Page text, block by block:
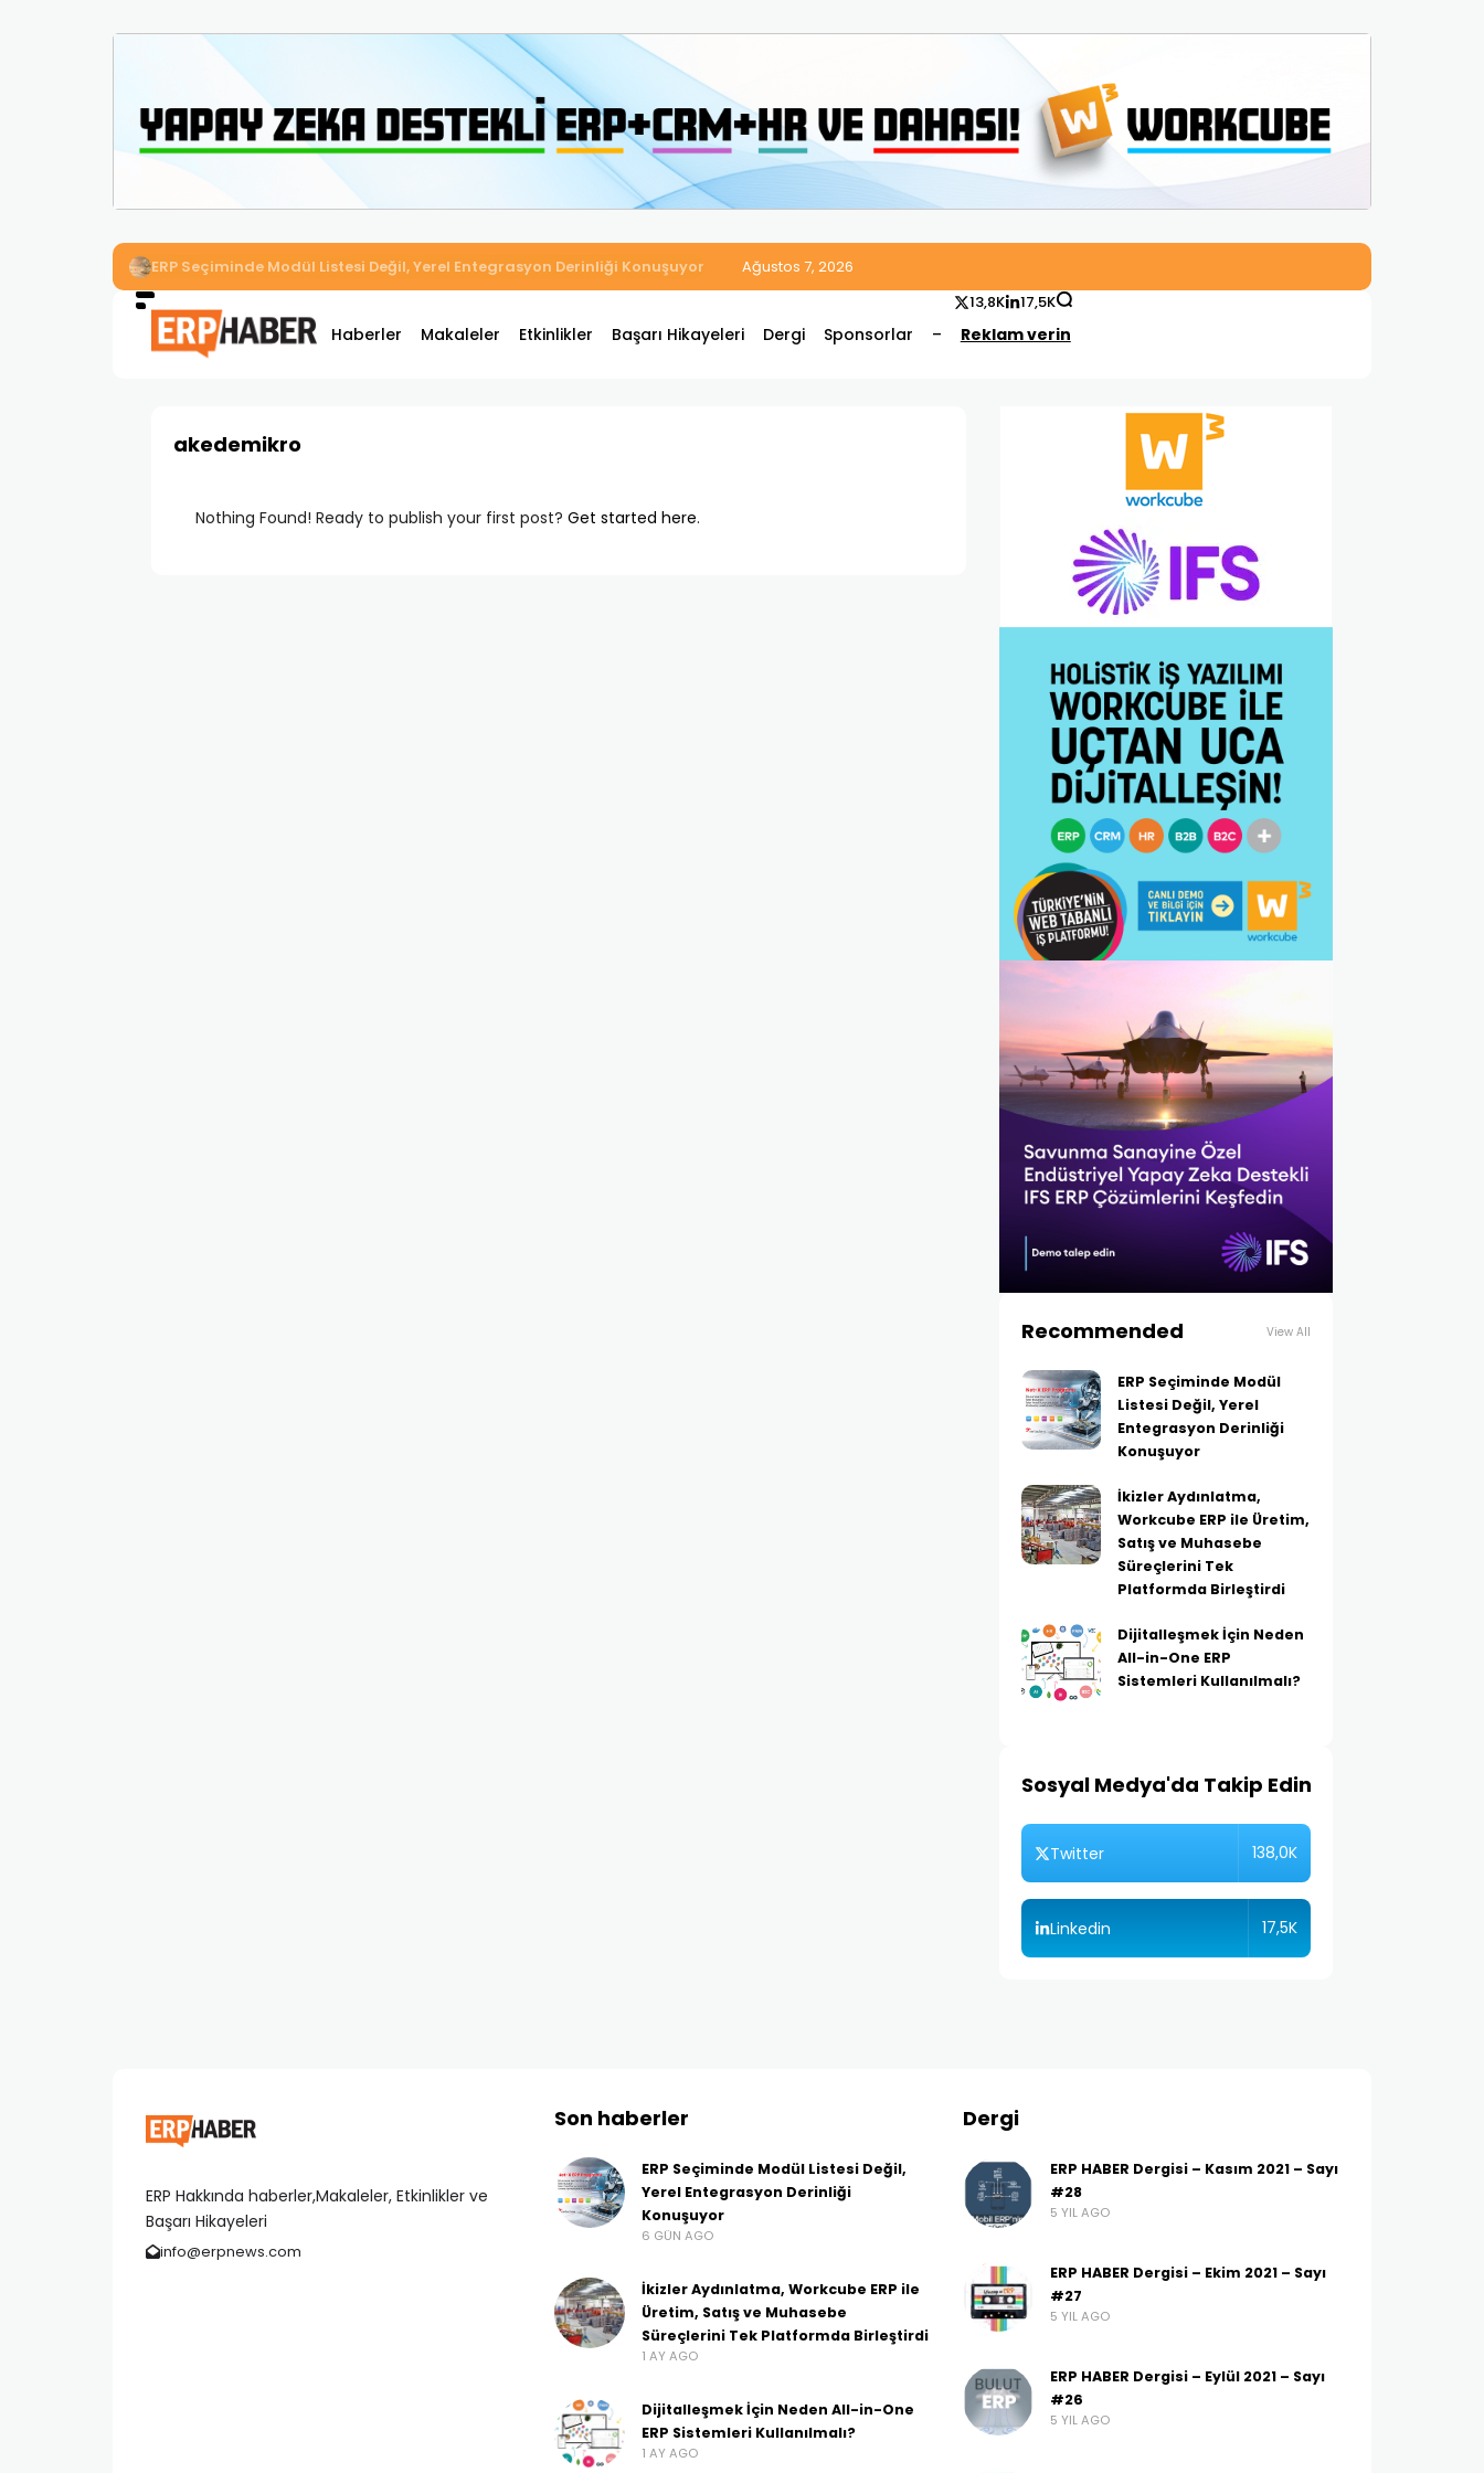
İkizler Aydınlatma, Workcube ERP ile Üretim, Satış ve Muhasebe Süreçlerini Tek Platformda Birleştirdi
Ağustos 7, 2026
Haberler Makaleler Etkinlikler Başarı Hikayeleri Dergi Sponsorlar – Reklam verin
13,8K 17,5K
akedemikro
Nothing Found! Ready to publish your first post? Get started here.
Recommended View All
ERP Seçiminde Modül
Listesi Değil, Yerel
Entegrasyon Derinliği
Konuşuyor
İkizler Aydınlatma,
Workcube ERP ile Üretim,
Satış ve Muhasebe
Süreçlerini Tek
Platformda Birleştirdi
Dijitalleşmek İçin Neden
All-in-One ERP
Sistemleri Kullanılmalı?
Sosyal Medya'da Takip Edin
Twitter 138,0K
Linkedin 17,5K
ERP Hakkında haberler,Makaleler, Etkinlikler ve
Başarı Hikayeleri
info@erpnews.com
Son haberler
ERP Seçiminde Modül Listesi Değil,
Yerel Entegrasyon Derinliği
Konuşuyor
6 GÜN AGO
İkizler Aydınlatma, Workcube ERP ile
Üretim, Satış ve Muhasebe
Süreçlerini Tek Platformda Birleştirdi
1 AY AGO
Dijitalleşmek İçin Neden All-in-One
ERP Sistemleri Kullanılmalı?
1 AY AGO
Dergi
ERP HABER Dergisi – Kasım 2021 – Sayı
#28
5 YIL AGO
ERP HABER Dergisi – Ekim 2021 – Sayı
#27
5 YIL AGO
ERP HABER Dergisi – Eylül 2021 – Sayı
#26
5 YIL AGO